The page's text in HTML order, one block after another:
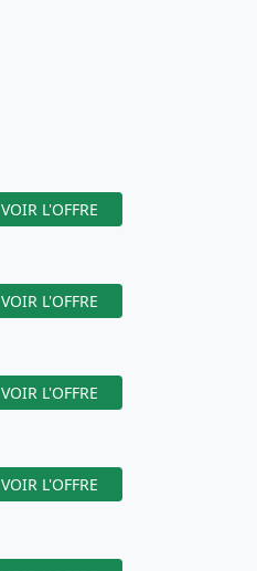
VOIR L'OFFRE
VOIR L'OFFRE
VOIR L'OFFRE
VOIR L'OFFRE